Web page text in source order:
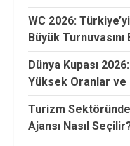
WC 2026:
Büyük
Dünya Kupası
Yüksek Oranlar ve
Turizm Sektöründe
Ajansı Nasıl